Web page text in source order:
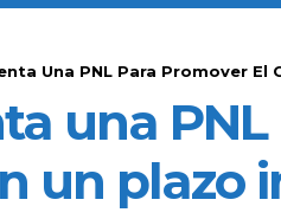
Una PNL Para Promover El
una
un